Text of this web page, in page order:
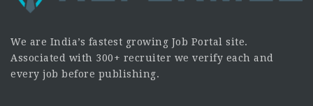
We are India’s fastest growing Job Portal site.
Associated with 300+ recruiter we verify each and
every job before publishing.